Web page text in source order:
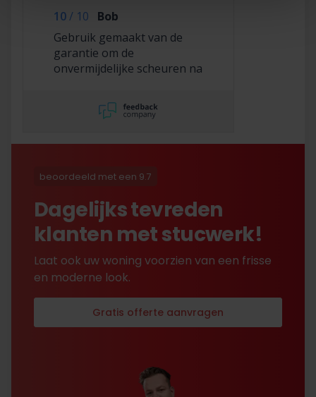
10/ 10
Bob
Gebruik gemaakt van de
garantie om de
onvermijdelijke scheuren na
en dat hebben ze super
netjes gedaan!
beoordeeld met een 9.7
Dagelijks tevreden
klanten met stucwerk!
Laat ook uw woning voorzien van een frisse
en moderne look.
Gratis offerte aanvragen